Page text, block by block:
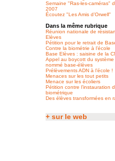
Semaine "Ras-les-caméras"
2007
Écoutez "Les Amis d’Orwell"
Dans la même rubrique
Réunion nationale de
Elèves
Pétition pour le retrait de
Contre la biométrie à l’école
Base Elèves : saisine de la
Appel au boycott du système
nommé base-élèves
Prélèvements ADN à l’école !
Menaces sur les tout petits
Menace sur les écoliers
Pétition contre l’instauration
biométrique
Des élèves transformées en
+ sur le web